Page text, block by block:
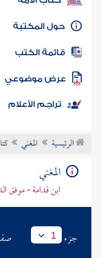
كتاب الأمة
المكتبة
الكتب
موضوعي
تراجم الأعلام
الرئيسية المغني
المغني
ابن قدامة - موفق
جزء 1